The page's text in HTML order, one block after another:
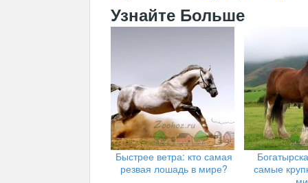
Узнайте Больше
Быстрее ветра: кто самая
резвая лошадь в мире?
самые